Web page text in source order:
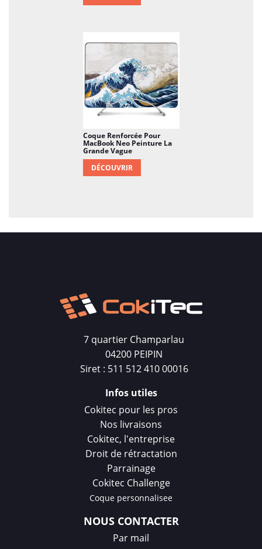
Coque Renforcée Pour
MacBook Neo Peinture La
Grande Vague
DÉCOUVRIR
7 quartier Champarlau
04200 PEIPIN
Siret : 511 512 410 00016
Infos utiles
Cokitec pour les pros
Nos livraisons
Cokitec, l'entreprise
Droit de rétractation
Parrainage
Cokitec Challenge
Coque personnalisee
NOUS CONTACTER
Par mail